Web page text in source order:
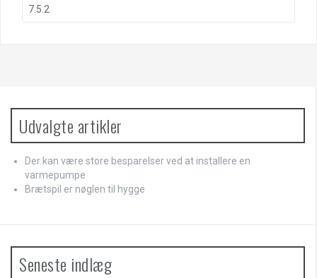
Udvalgte artikler
Der kan være store besparelser ved at installere en
varmepumpe
Brætspil er nøglen til hygge
Seneste indlæg